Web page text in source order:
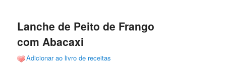
conteúdo
conteúdo
Lanche de Peito de Frango
com Abacaxi
Adicionar ao livro de receitas